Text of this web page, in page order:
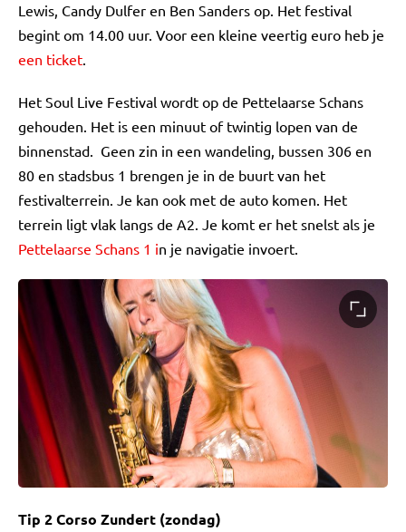
Lewis, Candy Dulfer en Ben Sanders op. Het festival
begint om 14.00 uur. Voor een kleine veertig euro heb je
een ticket.
Het Soul Live Festival wordt op de Pettelaarse Schans
gehouden. Het is een minuut of twintig lopen van de
binnenstad. Geen zin in een wandeling, bussen 306 en
80 en stadsbus 1 brengen je in de buurt van het
festivalterrein. Je kan ook met de auto komen. Het
terrein ligt vlak langs de A2. Je komt er het snelst als je
Pettelaarse Schans 1 in je navigatie invoert.
Tip 2 Corso Zundert (zondag)